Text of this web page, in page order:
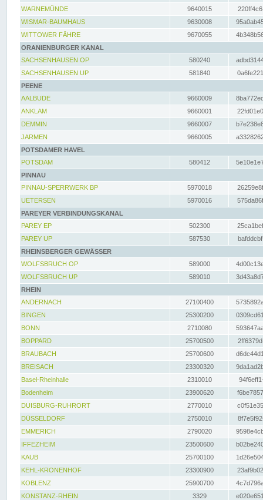
WARNEMÜNDE
9640015
WISMAR-BAUMHAUS
9630008
WITTOWER FÄHRE
9670055
ORANIENBURGER KANAL
SACHSENHAUSEN OP
580240
SACHSENHAUSEN UP
581840
PEENE
AALBUDE
9660009
ANKLAM
9660001
DEMMIN
9660007
JARMEN
9660005
POTSDAMER HAVEL
POTSDAM
580412
PINNAU
PINNAU-SPERRWERK BP
5970018
UETERSEN
5970016
PAREYER VERBINDUNGSKANAL
PAREY EP
502300
PAREY UP
587530
RHEINSBERGER GEWÄSSER
WOLFSBRUCH OP
589000
WOLFSBRUCH UP
589010
RHEIN
ANDERNACH
27100400
BINGEN
25300200
BONN
2710080
BOPPARD
25700500
BRAUBACH
25700600
BREISACH
23300320
Basel-Rheinhalle
2310010
Bodenheim
23900620
DUISBURG-RUHRORT
2770010
DÜSSELDORF
2750010
EMMERICH
2790020
IFFEZHEIM
23500600
KAUB
25700100
KEHL-KRONENHOF
23300900
KOBLENZ
25900700
KONSTANZ-RHEIN
3329